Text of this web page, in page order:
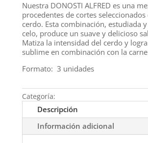
Nuestra DONOSTI ALFRED es una
procedentes de cortes
cerdo. Esta combinación, estudiada
celo, produce un suave y delicioso
Matiza la intensidad del cerdo y
sublime en combinación con la
Formato: 3 unidades
Categoría:
Descripción
Información adicional